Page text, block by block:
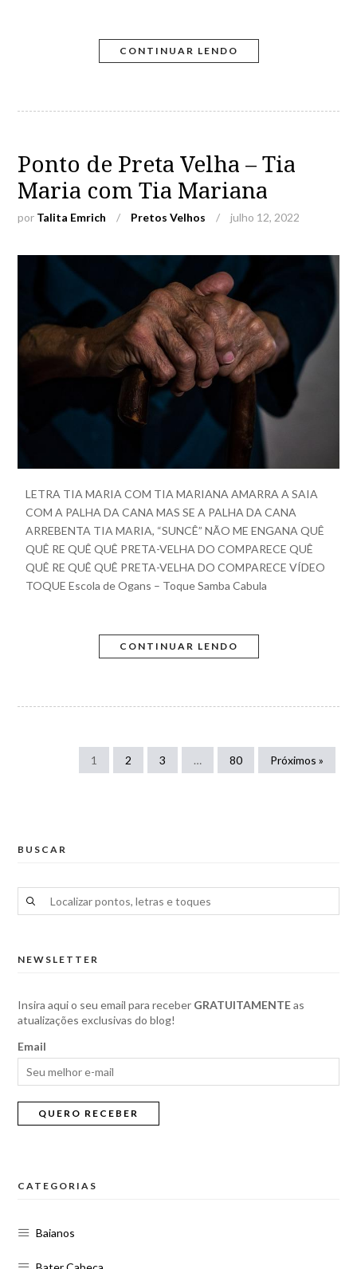
CONTINUAR LENDO
Ponto de Preta Velha – Tia
Maria com Tia Mariana
por Talita Emrich / Pretos Velhos / julho 12, 2022
LETRA TIA MARIA COM TIA MARIANA AMARRA A SAIA
COM A PALHA DA CANA MAS SE A PALHA DA CANA
ARREBENTA TIA MARIA, “SUNCÊ” NÃO ME ENGANA QUÊ
QUÊ RE QUÊ QUÊ PRETA-VELHA DO COMPARECE QUÊ
QUÊ RE QUÊ QUÊ PRETA-VELHA DO COMPARECE VÍDEO
TOQUE Escola de Ogans – Toque Samba Cabula
CONTINUAR LENDO
1 2 3 … 80 Próximos »
BUSCAR
NEWSLETTER
Insira aqui o seu email para receber GRATUITAMENTEas
atualizações exclusivas do blog!
Email
CATEGORIAS
Baianos